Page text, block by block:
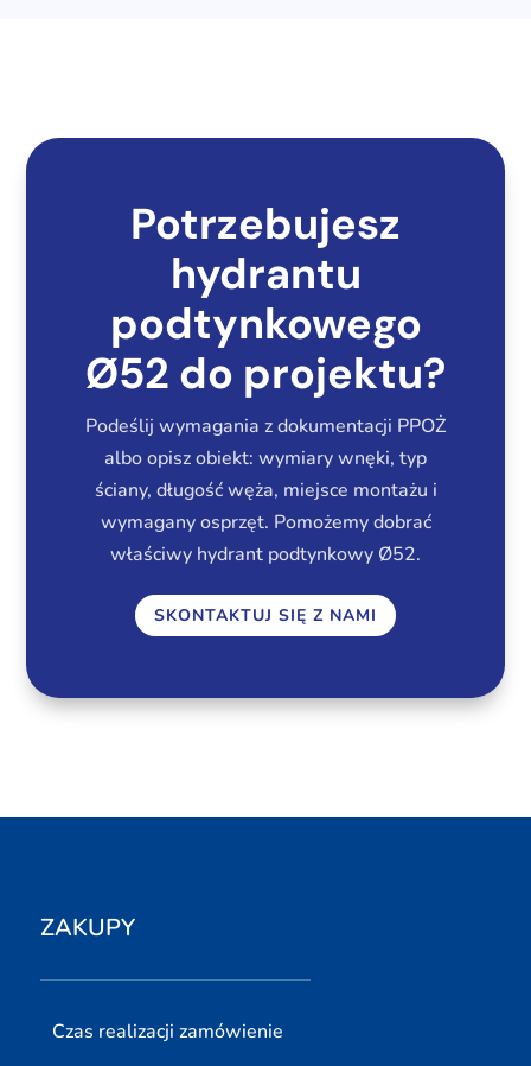
Potrzebujesz
hydrantu
podtynkowego
Ø52 do projektu?
Podeślij wymagania z dokumentacji PPOŻ
albo opisz obiekt: wymiary wnęki, typ
ściany, długość węża, miejsce montażu i
wymagany osprzęt. Pomożemy dobrać
właściwy hydrant podtynkowy Ø52.
SKONTAKTUJ SIĘ Z NAMI
ZAKUPY
Czas realizacji zamówienie